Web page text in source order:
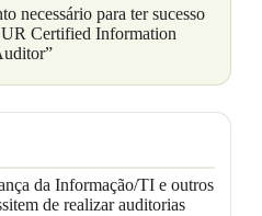
necessário para ter sucesso
Certified Information
da Informação/TI e outros
de realizar auditorias